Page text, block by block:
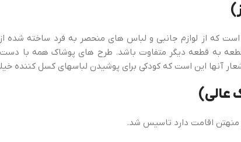
که از لوازم جانبی و لباس های منحصر به فرد ساخته شده
به قطعه دیگر متفاوت باشد. طرح های پوشاک همه
آنها این است که کودکی برای پوشیدن لباسهای کسل کننده